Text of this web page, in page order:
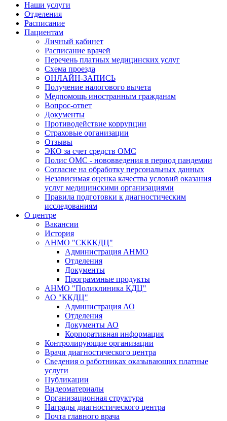
Наши услуги
Отделения
Расписание
Пациентам
Личный кабинет
Расписание врачей
Перечень платных медицинских услуг
Схема проезда
ОНЛАЙН-ЗАПИСЬ
Получение налогового вычета
Медпомощь иностранным гражданам
Вопрос-ответ
Документы
Противодействие коррупции
Страховые организации
Отзывы
ЭКО за счет средств ОМС
Полис ОМС - нововведения в период пандемии
Согласие на обработку персональных данных
Независимая оценка качества условий оказания
услуг медицинскими организациями
Правила подготовки к диагностическим
исследованиям
О центре
Вакансии
История
АНМО "СКККДЦ"
Администрация АНМО
Отделения
Документы
Программные продукты
АНМО "Поликлиника КДЦ"
АО "ККДЦ"
Администрация АО
Отделения
Документы АО
Корпоративная информация
Контролирующие организации
Врачи диагностического центра
Сведения о работниках оказывающих платные
услуги
Публикации
Видеоматериалы
Организационная структура
Награды диагностического центра
Почта главного врача